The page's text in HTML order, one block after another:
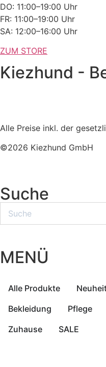
DO: 11:00–19:00 Uhr
FR: 11:00–19:00 Uhr
SA: 12:00–16:00 Uhr
ZUM STORE
Kiezhund -
Alle Preise inkl. der
©2026 Kiezhund GmbH
Suche
MENÜ
Alle Produkte
Bekleidung
Pflege
Zuhause
SALE